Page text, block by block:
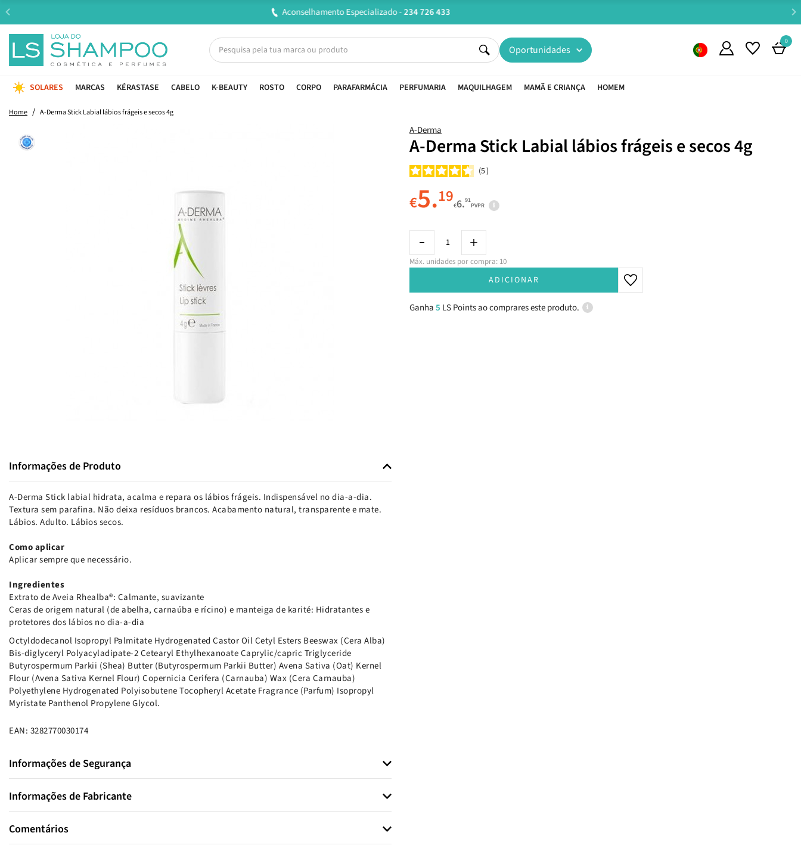
Entregas em 24H úteis.Oferta de portes a partir de €45*
Oportunidades
0
SOLARES MARCAS KÉRASTASE CABELO K-BEAUTY ROSTO CORPO PARAFARMÁCIA PERFUMARIA MAQUILHAGEM MAMÃ E CRIANÇA HOMEM
Home A-Derma Stick Labial lábios frágeis e secos 4g
Informações de Produto
A-Derma Stick labial hidrata, acalma e repara os lábios frágeis. Indispensável no dia-a-dia.
Textura sem parafina. Não deixa resíduos brancos. Acabamento natural, transparente e mate.
Lábios. Adulto. Lábios secos.
Como aplicar
Aplicar sempre que necessário.
Ingredientes
Extrato de Aveia Rhealba®: Calmante, suavizante
Ceras de origem natural (de abelha, carnaúba e rícino) e manteiga de karité: Hidratantes e
protetores dos lábios no dia-a-dia
Octyldodecanol Isopropyl Palmitate Hydrogenated Castor Oil Cetyl Esters Beeswax (Cera Alba)
Bis-diglyceryl Polyacyladipate-2 Cetearyl Ethylhexanoate Caprylic/capric Triglyceride
Butyrospermum Parkii (Shea) Butter (Butyrospermum Parkii Butter) Avena Sativa (Oat) Kernel
Flour (Avena Sativa Kernel Flour) Copernicia Cerifera (Carnauba) Wax (Cera Carnauba)
Polyethylene Hydrogenated Polyisobutene Tocopheryl Acetate Fragrance (Parfum) Isopropyl
Myristate Panthenol Propylene Glycol.
EAN: 3282770030174
Informações de Segurança
Informações de Fabricante
Comentários
A-Derma
A-Derma Stick Labial lábios frágeis e secos 4g
5
€5.19€6.91
PVPR
Máx. unidades por compra: 10
ADICIONAR
Ganha5 LS Points ao comprares este produto.